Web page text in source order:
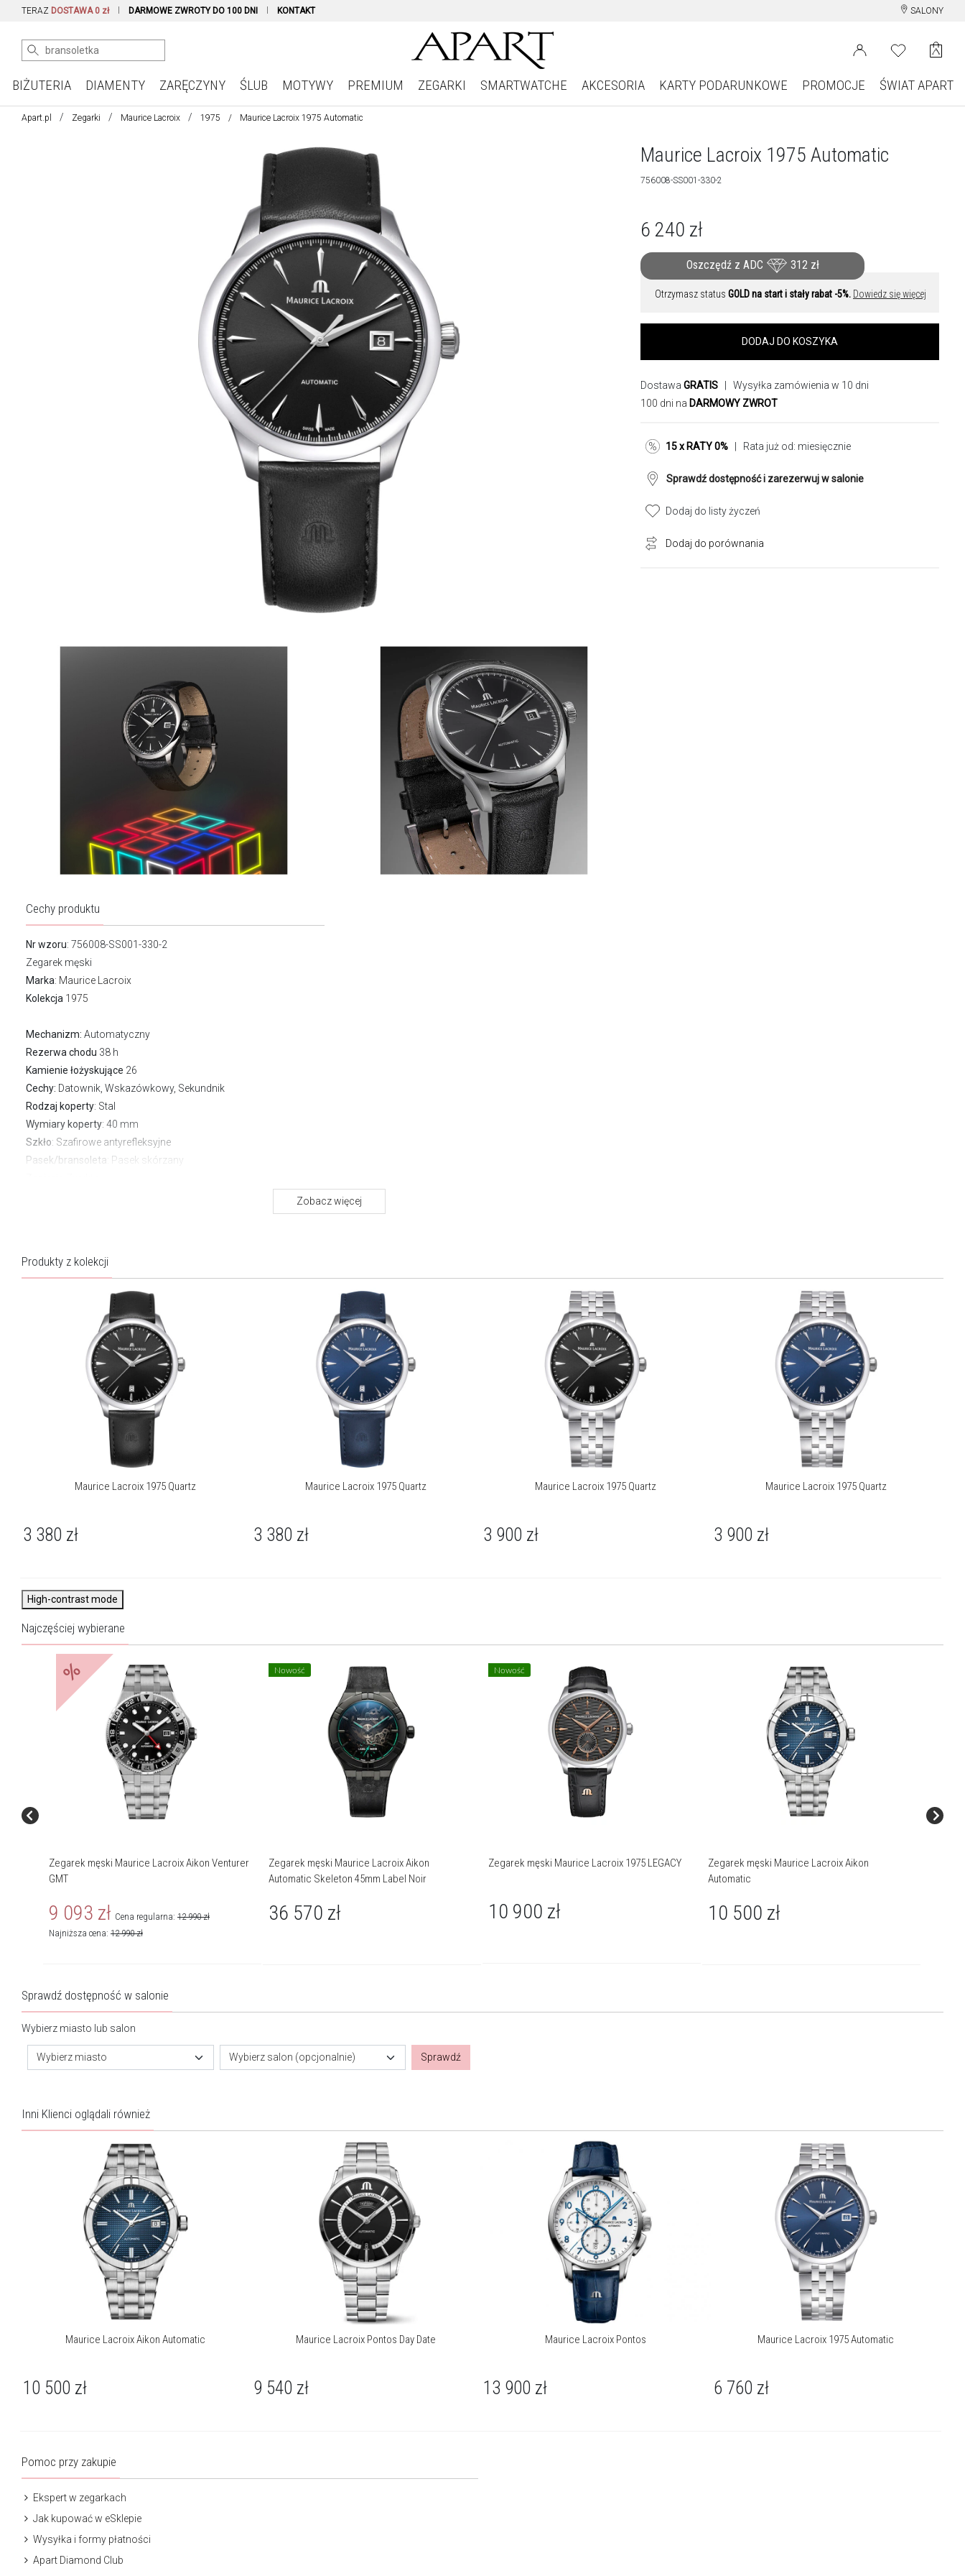
TERAZ DOSTAWA 0 zł DARMOWE ZWROTY DO 100 DNI KONTAKT SALONY
BIŻUTERIA DIAMENTY ZARĘCZYNY ŚLUB MOTYWY PREMIUM ZEGARKI SMARTWATCHE AKCESORIA KARTY PODARUNKOWE PROMOCJE ŚWIAT APART
Apart.pl Zegarki Maurice Lacroix 1975 Maurice Lacroix 1975 Automatic
Cechy produktu
Nr wzoru: 756008-SS001-330-2
Zegarek męski
Marka: Maurice Lacroix
Kolekcja 1975
Mechanizm: Automatyczny
Rezerwa chodu 38 h
Kamienie łożyskujące 26
Cechy: Datownik, Wskazówkowy, Sekundnik
Rodzaj koperty: Stal
Wymiary koperty: 40 mm
Szkło: Szafirowe antyrefleksyjne
Pasek/bransoleta : Pasek skórzany
Kolekcja 1975 marki Maurice Lacroix łączy elegancki styl i
harmonijne proporcje z subtelnym, vintage’owym charakterem. Jej
czyste linie i dopracowane detale przywołują ducha lat 70.,
jednocześnie zachowując nowoczesny wdzięk i ponadczasową
klasę. To świeże spojrzenie na tradycję – współczesna
interpretacja stylu, z którego słynie Maurice Lacroix.
W zegarmistrzowskim świecie tradycja jest uważana za bardzo
ważny wyróżnik ekskluzywnych manufaktur. Marka Maurice
Lacroix udowodniła jednak, że i bez 100-letniej historii można
znaleźć swoje miejsce w panteonie najlepszych producentów
czasomierzy.
Więcej o marce
Zobacz więcej
Maurice Lacroix 1975 Automatic
756008-SS001-330-2
6 240 zł
Oszczędź z ADC 312 zł
Otrzymasz status GOLD na start i stały rabat -5%. Dowiedz się więcej
DODAJ DO KOSZYKA
Dostawa GRATIS | Wysyłka zamówienia w 10 dni
100 dni na DARMOWY ZWROT
15 x RATY 0% | Rata już od: miesięcznie
Sprawdź dostępność i zarezerwuj w salonie
Dodaj do listy życzeń
Dodaj do porównania
Produkty z kolekcji
Maurice Lacroix 1975 Quartz
3 380 zł
Maurice Lacroix 1975 Quartz
3 380 zł
Maurice Lacroix 1975 Quartz
3 900 zł
Maurice Lacroix 1975 Quartz
3 900 zł
High-contrast mode
Najczęściej wybierane
%
Zegarek męski Maurice Lacroix Aikon Venturer
GMT
9 093 zł Cena regularna: 12 990 zł
Najniższa cena: 12 990 zł
Nowość
Zegarek męski Maurice Lacroix Aikon
Automatic Skeleton 45mm Label Noir
36 570 zł
Nowość
Zegarek męski Maurice Lacroix 1975 LEGACY
10 900 zł
Zegarek męski Maurice Lacroix Aikon
Automatic
10 500 zł
Sprawdź dostępność w salonie
Wybierz miasto lub salon
Wybierz miasto Wybierz salon (opcjonalnie) Sprawdź
Inni Klienci oglądali również
Maurice Lacroix Aikon Automatic
10 500 zł
Maurice Lacroix Pontos Day Date
9 540 zł
Maurice Lacroix Pontos
13 900 zł
Maurice Lacroix 1975 Automatic
6 760 zł
Pomoc przy zakupie
Ekspert w zegarkach
Jak kupować w eSklepie
Wysyłka i formy płatności
Apart Diamond Club